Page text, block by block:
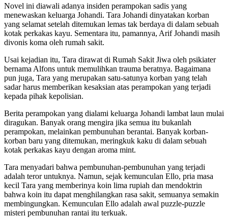
Novel ini diawali adanya insiden perampokan sadis yang
menewaskan keluarga Johandi. Tara Johandi dinyatakan korban
yang selamat setelah ditemukan lemas tak berdaya di dalam sebuah
kotak perkakas kayu. Sementara itu, pamannya, Arif Johandi masih
divonis koma oleh rumah sakit.
Usai kejadian itu, Tara dirawat di Rumah Sakit Jiwa oleh psikiater
bernama Alfons untuk memulihkan trauma beratnya. Bagaimana
pun juga, Tara yang merupakan satu-satunya korban yang telah
sadar harus memberikan kesaksian atas perampokan yang terjadi
kepada pihak kepolisian.
Berita perampokan yang dialami keluarga Johandi lambat laun mulai
diragukan. Banyak orang mengira jika semua itu bukanlah
perampokan, melainkan pembunuhan berantai. Banyak korban-
korban baru yang ditemukan, meringkuk kaku di dalam sebuah
kotak perkakas kayu dengan aroma mint.
Tara menyadari bahwa pembunuhan-pembunuhan yang terjadi
adalah teror untuknya. Namun, sejak kemunculan Ello, pria masa
kecil Tara yang memberinya koin lima rupiah dan mendoktrin
bahwa koin itu dapat menghilangkan rasa sakit, semuanya semakin
membingungkan. Kemunculan Ello adalah awal puzzle-puzzle
misteri pembunuhan rantai itu terkuak.